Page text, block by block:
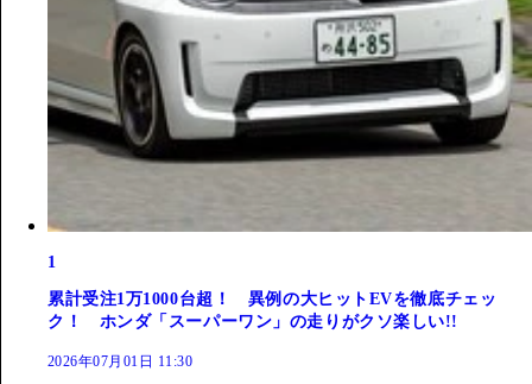
1
累計受注1万1000台超！ 異例の大ヒットEVを徹底チェッ
ク！ ホンダ「スーパーワン」の走りがクソ楽しい!!
2026年07月01日 11:30